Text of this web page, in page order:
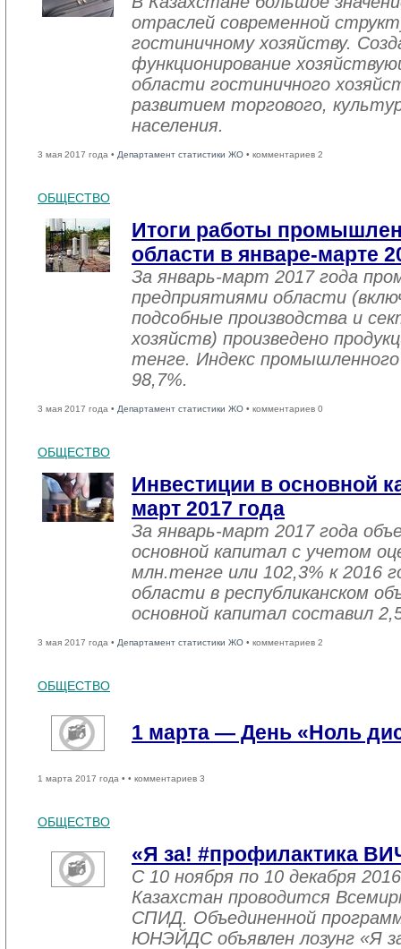
отраслей современной
гостиничному хозяйству.
функционирование
области гостиничного
развитием торгового,
населения.
3 мая 2017 года • Департамент статистики ЖО • комментариев 2
ОБЩЕСТВО
Итоги работы
области в январе-марте
За январь-март 2017 года
предприятиями области
подсобные производства и
хозяйств) произведено
тенге. Индекс
98,7%.
3 мая 2017 года • Департамент статистики ЖО • комментариев 0
ОБЩЕСТВО
Инвестиции в основной
март 2017 года
За январь-март 2017 года
основной капитал с учетом
млн.тенге или 102,3% к 2016
области в республиканском
основной капитал составил
3 мая 2017 года • Департамент статистики ЖО • комментариев 2
ОБЩЕСТВО
1 марта — День «Ноль
1 марта 2017 года • • комментариев 3
ОБЩЕСТВО
«Я за! #профилактика
С 10 ноября по 10 декабря
Казахстан проводится
СПИД. Объединенной
ЮНЭЙДС объявлен лозунг «Я